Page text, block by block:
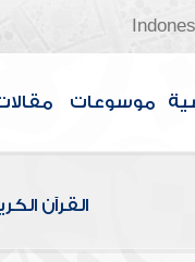
موسوعات
القرآن